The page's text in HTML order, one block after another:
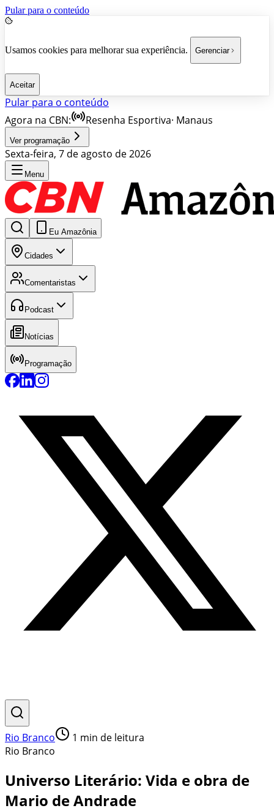
Pular para o conteúdo
Usamos cookies para melhorar sua experiência. Gerenciar
Aceitar
Pular para o conteúdo
Agora na CBN:
Resenha Esportiva· Manaus
Ver programação
Sexta-feira, 7 de agosto de 2026
Menu
Eu Amazônia
Cidades
Comentaristas
Podcast
Notícias
Programação
Rio Branco 1 min de leitura
Rio Branco
Universo Literário: Vida e obra de
Mario de Andrade